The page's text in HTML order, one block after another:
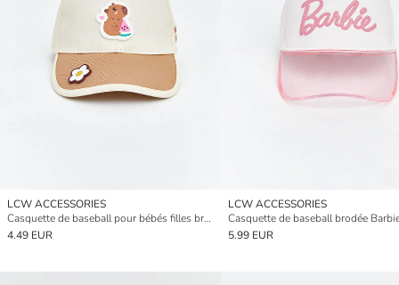
LCW ACCESSORIES
Casquette de baseball pour bébés filles brodée avec motif animal
4.49 EUR
LCW ACCESSORIES
5.99 EUR